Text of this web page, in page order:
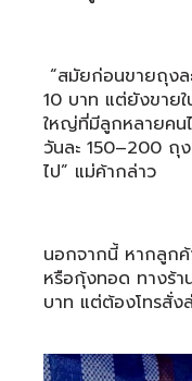
“สมัยก่อนขายถุง
10 บาท แต่ยังขายใ
ใหญ่ที่มีลูกหลายคน
วันละ 150–200 ถุ
ไป” แม่ค้ากล่าว
นอกจากนี้ หากลูก
หรือกุ้งทอด ทางร้า
บาท แต่ต้องโทรสั่ง